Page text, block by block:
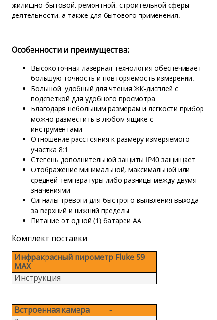
жилищно-бытовой, ремонтной, строительной сферы
деятельности, а также для бытового применения.
Особенности и преимущества:
Высокоточная лазерная технология обеспечивает
большую точность и повторяемость измерений.
Большой, удобный для чтения ЖК-дисплей с
подсветкой для удобного просмотра
Благодаря небольшим размерам и легкости прибор
можно разместить в любом ящике с
инструментами
Отношение расстояния к размеру измеряемого
участка 8:1
Степень дополнительной защиты IP40 защищает
Отображение минимальной, максимальной или
средней температуры либо разницы между двумя
значениями
Сигналы тревоги для быстрого выявления выхода
за верхний и нижний пределы
Питание от одной (1) батареи AA
Комплект поставки
Инфракрасный пирометр Fluke 59
MAX
Инструкция
Встроенная камера
-